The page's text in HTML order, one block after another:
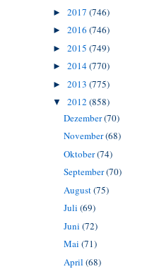
► 2017 (746)
► 2016 (746)
► 2015 (749)
► 2014(770)
► 2013 (775)
▼ 2012 (858)
Dezember(70)
November(68)
Oktober(74)
September(70)
August(75)
Juli (69)
Juni (72)
Mai (71)
April (68)